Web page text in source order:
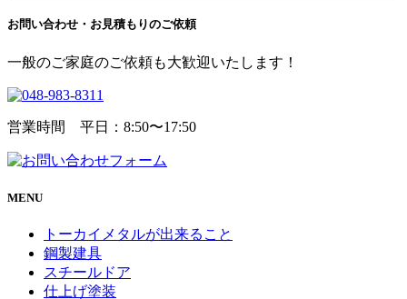
お問い合わせ・ お見積もりのご依頼
一般のご家庭のご依頼も大歓迎いたします！
営業時間 平日：8:50〜17:50
MENU
トーカイメタルが出来ること
鋼製建具
スチールドア
仕上げ塗装